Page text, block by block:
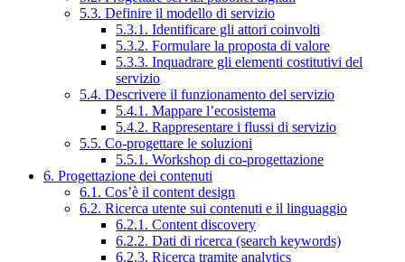
5.3. Definire il modello di servizio
5.3.1. Identificare gli attori coinvolti
5.3.2. Formulare la proposta di valore
5.3.3. Inquadrare gli elementi costitutivi del
servizio
5.4. Descrivere il funzionamento del servizio
5.4.1. Mappare l’ecosistema
5.4.2. Rappresentare i flussi di servizio
5.5. Co-progettare le soluzioni
5.5.1. Workshop di co-progettazione
6. Progettazione dei contenuti
6.1. Cos’è il content design
6.2. Ricerca utente sui contenuti e il linguaggio
6.2.1. Content discovery
6.2.2. Dati di ricerca (search keywords)
6.2.3. Ricerca tramite analytics